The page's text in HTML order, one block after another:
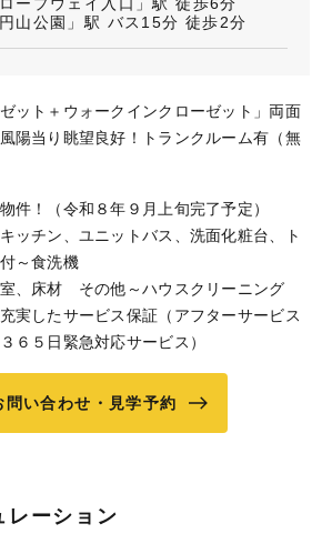
ープウェイ入口」駅 徒歩6分
山公園」駅 バス15分 徒歩2分
ット＋ウォークインクローゼット」両面
陽当り眺望良好！トランクルーム有（無
件！（令和８年９月上旬完了予定）
ッチン、ユニットバス、洗面化粧台、ト
～食洗機
、床材 その他～ハウスクリーニング
実したサービス保証（アフターサービス
６５日緊急対応サービス）
問い合わせ・見学予約
レーション